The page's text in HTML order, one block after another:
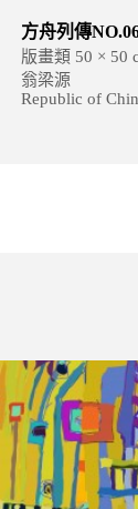
方舟列傳
版畫類 50 × 50
翁梁源
Republic of